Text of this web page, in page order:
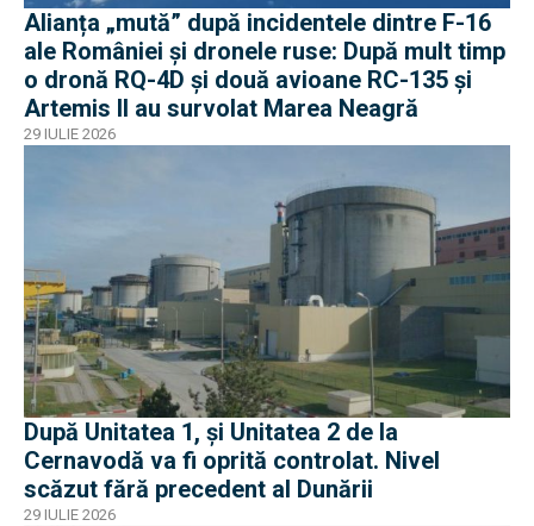
Alianța „mută” după incidentele dintre F-16
ale României și dronele ruse: După mult timp
o dronă RQ-4D și două avioane RC-135 și
Artemis II au survolat Marea Neagră
29 IULIE 2026
După Unitatea 1, și Unitatea 2 de la
Cernavodă va fi oprită controlat. Nivel
scăzut fără precedent al Dunării
29 IULIE 2026